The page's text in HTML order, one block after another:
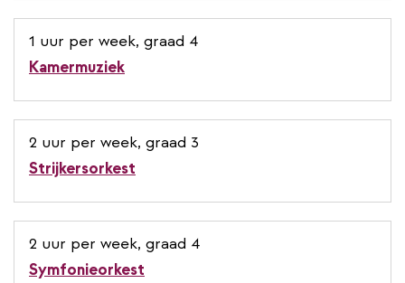
1 uur per week, graad 4
Kamermuziek
2 uur per week, graad 3
Strijkersorkest
2 uur per week, graad 4
Symfonieorkest